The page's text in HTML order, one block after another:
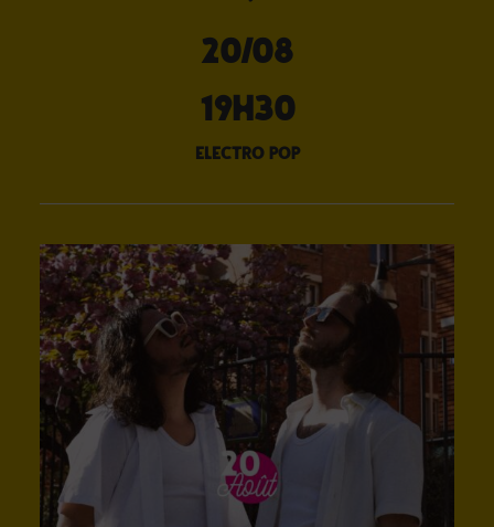
20/08
19H30
electro pop